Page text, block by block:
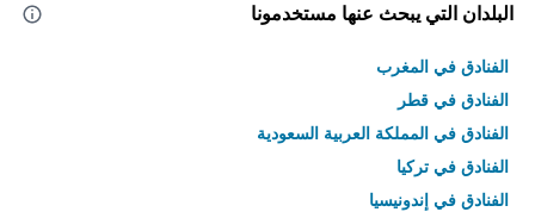
البلدان التي يبحث عنها مستخدمونا
الفنادق في المغرب
الفنادق في قطر
الفنادق في المملكة العربية السعودية
الفنادق في تركيا
الفنادق في إندونيسيا